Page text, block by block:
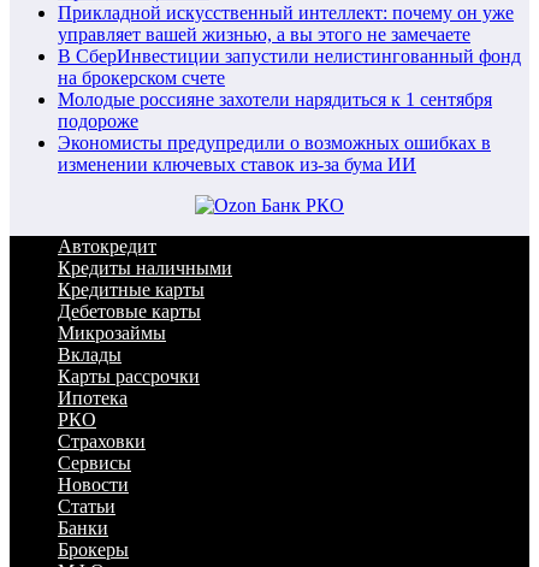
Прикладной искусственный интеллект: почему он уже
управляет вашей жизнью, а вы этого не замечаете
В СберИнвестиции запустили нелистингованный фонд
на брокерском счете
Молодые россияне захотели нарядиться к 1 сентября
подороже
Экономисты предупредили о возможных ошибках в
изменении ключевых ставок из-за бума ИИ
Автокредит
Кредиты наличными
Кредитные карты
Дебетовые карты
Микрозаймы
Вклады
Карты рассрочки
Ипотека
РКО
Страховки
Сервисы
Новости
Статьи
Банки
Брокеры